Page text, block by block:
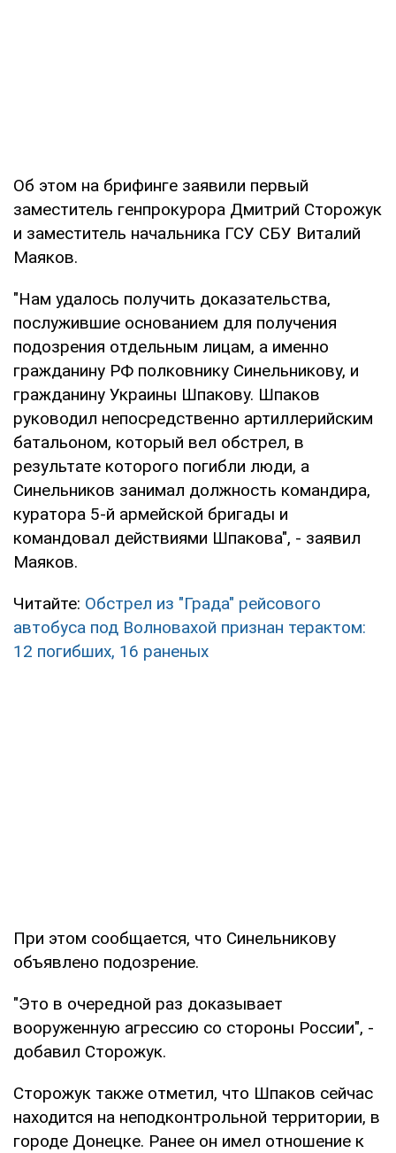
Об этом на брифинге заявили первый
заместитель генпрокурора Дмитрий Сторожук
и заместитель начальника ГСУ СБУ Виталий
Маяков.
"Нам удалось получить доказательства,
послужившие основанием для получения
подозрения отдельным лицам, а именно
гражданину РФ полковнику Синельникову, и
гражданину Украины Шпакову. Шпаков
руководил непосредственно артиллерийским
батальоном, который вел обстрел, в
результате которого погибли люди, а
Синельников занимал должность командира,
куратора 5-й армейской бригады и
командовал действиями Шпакова", - заявил
Маяков.
Читайте: Обстрел из "Града" рейсового
автобуса под Волновахой признан терактом:
12 погибших, 16 раненых
При этом сообщается, что Синельникову
объявлено подозрение.
"Это в очередной раз доказывает
вооруженную агрессию со стороны России", -
добавил Сторожук.
Сторожук также отметил, что Шпаков сейчас
находится на неподконтрольной территории, в
городе Донецке. Ранее он имел отношение к